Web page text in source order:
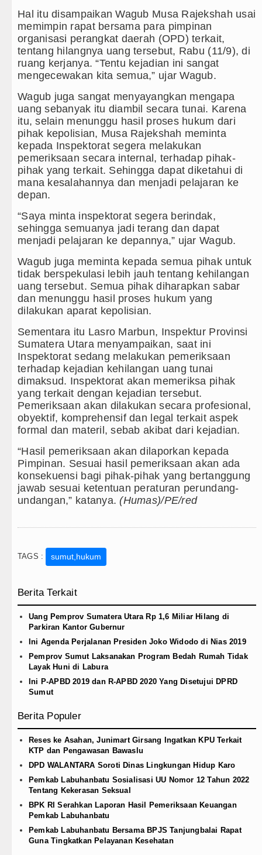
Akses Jalan ke Pemandian Air
Dayang Nan Tujuh Menggetarkan
Tim Gabungan Ringkus 3
Emma Raducanu Absen di Grand
Juventus Dikalahkan Inter Milan di
PSG Ditahan Manchester United
Chelsea Gilas AC Milan di Laga
Gubernur Bobby Nasution Minta
Rico Waas : Kemerdekaan Harus
Akses Jalan ke Pemandian Air
Dayang Nan Tujuh Menggetarkan
Hal itu disampaikan Wagub Musa Rajekshah usai
memimpin rapat bersama para pimpinan
organisasi perangkat daerah (OPD) terkait,
tentang hilangnya uang tersebut, Rabu (11/9), di
ruang kerjanya. “Tentu kejadian ini sangat
mengecewakan kita semua,” ujar Wagub.
Wagub juga sangat menyayangkan mengapa
uang sebanyak itu diambil secara tunai. Karena
itu, selain menunggu hasil proses hukum dari
pihak kepolisian, Musa Rajekshah meminta
kepada Inspektorat segera melakukan
pemeriksaan secara internal, terhadap pihak-
pihak yang terkait. Sehingga dapat diketahui di
mana kesalahannya dan menjadi pelajaran ke
depan.
“Saya minta inspektorat segera berindak,
sehingga semuanya jadi terang dan dapat
menjadi pelajaran ke depannya,” ujar Wagub.
Wagub juga meminta kepada semua pihak untuk
tidak berspekulasi lebih jauh tentang kehilangan
uang tersebut. Semua pihak diharapkan sabar
dan menunggu hasil proses hukum yang
dilakukan aparat kepolisian.
Sementara itu Lasro Marbun, Inspektur Provinsi
Sumatera Utara menyampaikan, saat ini
Inspektorat sedang melakukan pemeriksaan
terhadap kejadian kehilangan uang tunai
dimaksud. Inspektorat akan memeriksa pihak
yang terkait dengan kejadian tersebut.
Pemeriksaan akan dilakukan secara profesional,
obyektif, komprehensif dan legal terkait aspek
formal dan materil, sebab akibat dari kejadian.
“Hasil pemeriksaan akan dilaporkan kepada
Pimpinan. Sesuai hasil pemeriksaan akan ada
konsekuensi bagi pihak-pihak yang bertanggung
jawab sesuai ketentuan peraturan perundang-
undangan,” katanya.(Humas)/PE/red
TAGS : sumut,hukum
Berita Terkait
Uang Pemprov Sumatera Utara Rp 1,6 Miliar Hilang di
Parkiran Kantor Gubernur
Ini Agenda Perjalanan Presiden Joko Widodo di Nias 2019
Pemprov Sumut Laksanakan Program Bedah Rumah Tidak
Layak Huni di Labura
Ini P-APBD 2019 dan R-APBD 2020 Yang Disetujui DPRD
Sumut
Berita Populer
Reses ke Asahan, Junimart Girsang Ingatkan KPU Terkait
KTP dan Pengawasan Bawaslu
DPD WALANTARA Soroti Dinas Lingkungan Hidup Karo
Pemkab Labuhanbatu Sosialisasi UU Nomor 12 Tahun 2022
Tentang Kekerasan Seksual
BPK RI Serahkan Laporan Hasil Pemeriksaan Keuangan
Pemkab Labuhanbatu
Pemkab Labuhanbatu Bersama BPJS Tanjungbalai Rapat
Guna Tingkatkan Pelayanan Kesehatan